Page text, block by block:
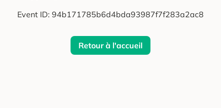
Event ID: 94b171785b6d4bda93987f7f283a2ac8
Retour à l'accueil